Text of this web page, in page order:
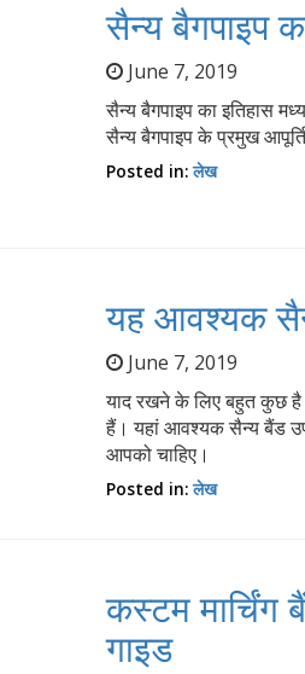
सैन्य बैगपाइप
June 7, 2019
सैन्य बैगपाइप का इतिहास
सैन्य बैगपाइप के प्रमुख
Posted in:लेख
यह आवश्यक
June 7, 2019
याद रखने के लिए बहुत कुछ
हैं। यहां आवश्यक सैन्य बैंड
आपको चाहिए।
Posted in:लेख
कस्टम
गाइड